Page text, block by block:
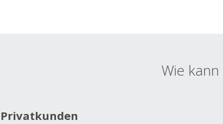
Wie kann
Privatkunden